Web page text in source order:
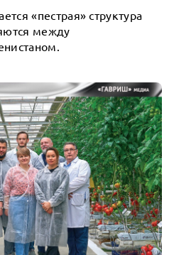
«пестрая» структура
между